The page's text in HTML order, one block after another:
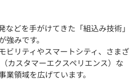
などを手がけてきた「組込み技術」
みです。
ビリティやスマートシティ、さまざ
カスタマーエクスペリエンス）な
業領域を広げています。